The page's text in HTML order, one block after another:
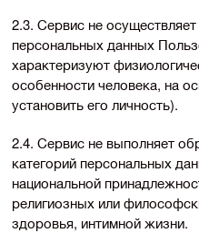
2.3. Сервис не
персональных данных
характеризуют
особенности человека, на
установить его личность).
2.4. Сервис не выполняет
категорий персональных
национальной
религиозных или
здоровья, интимной жизни.